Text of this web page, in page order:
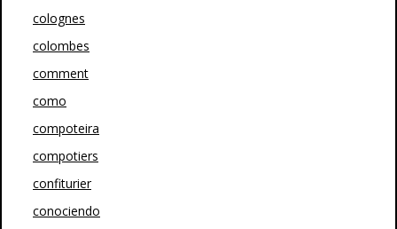
colognes
colombes
comment
como
compoteira
compotiers
confiturier
conociendo